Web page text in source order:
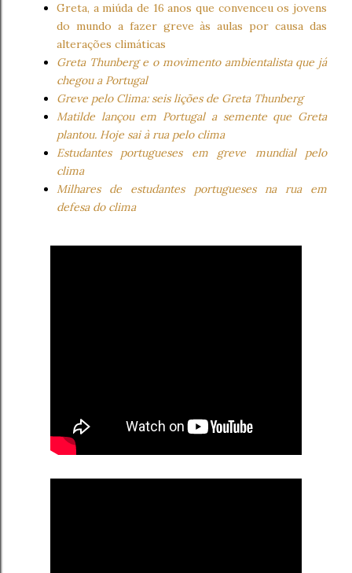
Greta, a miúda de 16 anos que convenceu os jovens
do mundo a fazer greve às aulas por causa das
alterações climáticas
Greta Thunberg e o movimento ambientalista que já
chegou a Portugal
Greve pelo Clima: seis lições de Greta Thunberg
​​​​​​​Matilde lançou em Portugal a semente que Greta
plantou. Hoje sai à rua pelo clima
Estudantes portugueses em greve mundial pelo
clima
Milhares de estudantes portugueses na rua em
defesa do clima